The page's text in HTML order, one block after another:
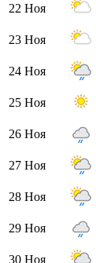
22 Ноя
23 Ноя
24 Ноя
25 Ноя
26 Ноя
27 Ноя
28 Ноя
29 Ноя
30 Ноя